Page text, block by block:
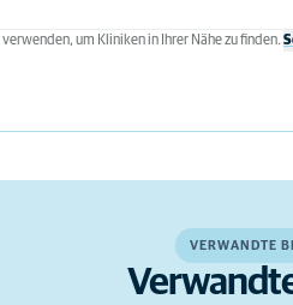
um Kliniken in Ihrer Nähe zu finden.
VERWANDTE